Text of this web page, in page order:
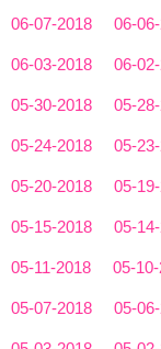
06-07-2018 06-
06-03-2018 06-
05-30-2018 05-
05-24-2018 05-
05-20-2018 05-
05-15-2018 05-
05-11-2018 05-
05-07-2018 05-